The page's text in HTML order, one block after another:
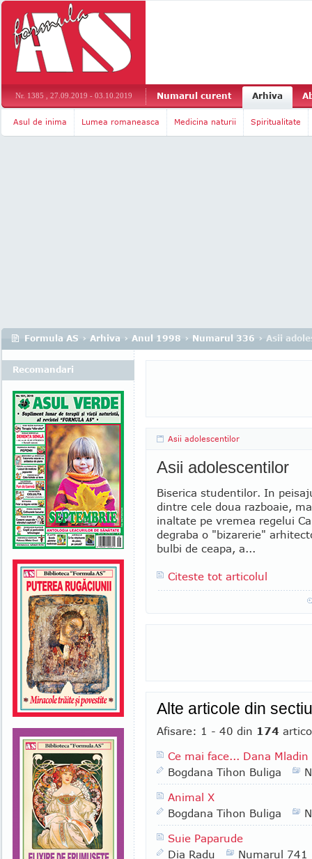
Nr. 1385 , 27.09.2019 - 03.10.2019 Numarul curent Arhiva
Asul de inima Lumea romaneasca Medicina naturii Spiritualitate
Formula AS › Arhiva › Anul 1998 › Numarul 336 › Asii
Asii adolescentilor
Asii adolescentilor
Biserica studentilor. In
dintre cele doua razboaie,
inaltate pe vremea regelui
degraba o "bizarerie"
bulbi de ceapa, a...
Citeste tot articolul
Alte articole din
Afisare: 1 - 40 din 174
Ce mai face... Dana Mladin
Bogdana Tihon Buliga
Animal X
Bogdana Tihon Buliga
Suie Paparude
Dia Radu
Numarul 741
Recomandari